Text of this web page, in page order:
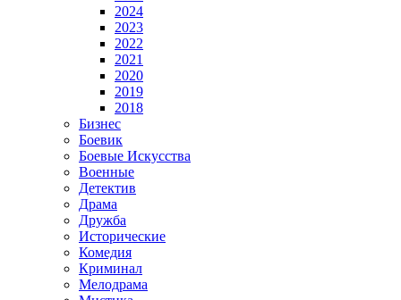
2024
2023
2022
2021
2020
2019
2018
Бизнес
Боевик
Боевые Искусства
Военные
Детектив
Драма
Дружба
Исторические
Комедия
Криминал
Мелодрама